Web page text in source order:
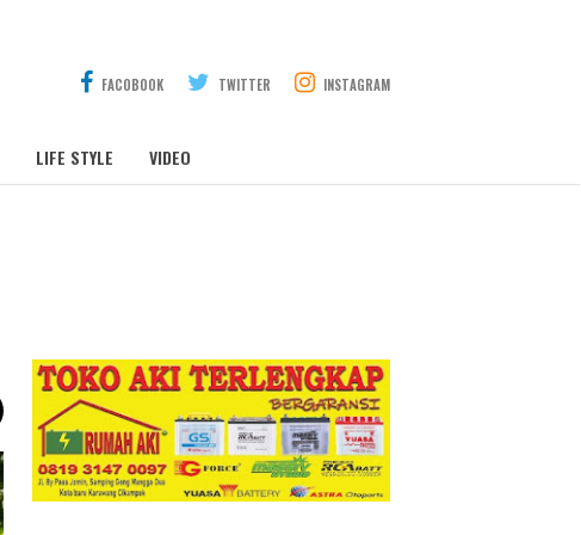
FACOBOOK TWITTER INSTAGRAM
LIFE STYLE VIDEO